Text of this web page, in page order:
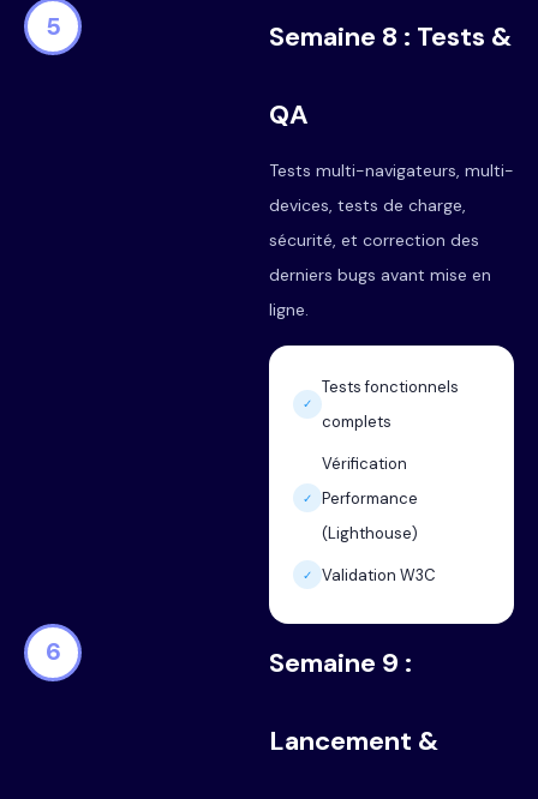
5 Semaine 8 : Tests &
QA
Tests multi-navigateurs, multi-
devices, tests de charge,
sécurité, et correction des
derniers bugs avant mise en
ligne.
✓
Tests fonctionnels
complets
✓
Vérification
Performance
(Lighthouse)
✓ Validation W3C
6 Semaine 9 :
Lancement &